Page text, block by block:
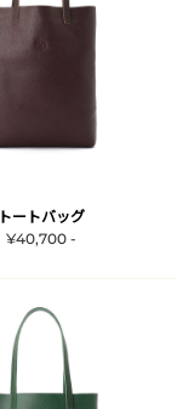
トートバッグ
¥40,700 -